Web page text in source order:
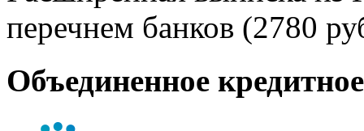
перечнем банков (2780
Объединенное